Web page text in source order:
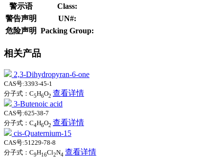
警示语
Class:
警告声明
UN#:
危险声明 Packing Group:
相关产品
2,3-Dihydropyran-6-one
CAS号:3393-45-1
分子式：C5H6O2 查看详情
3-Butenoic acid
CAS号:625-38-7
分子式：C4H6O2 查看详情
cis-Quaternium-15
CAS号:51229-78-8
分子式：C9H16Cl2N4 查看详情